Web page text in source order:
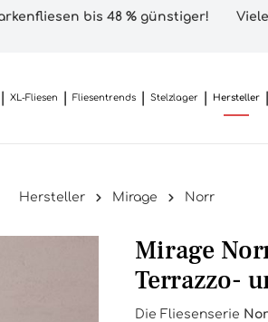
bis 48 % günstiger!
XL-Fliesen Fliesentrends Stelzlager Hersteller
Hersteller Mirage Norr
Mirage
Terrazzo-
Die Fliesenserie